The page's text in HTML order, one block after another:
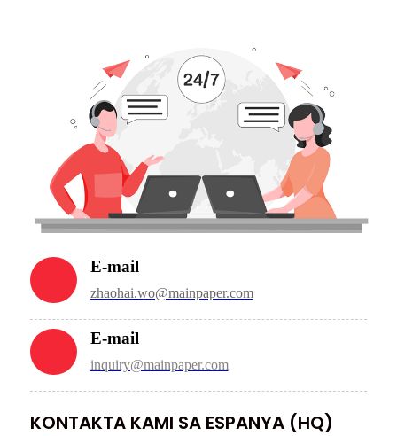
E-mail
zhaohai.wo@mainpaper.com
E-mail
inquiry@mainpaper.com
KONTAKTA KAMI SA ESPANYA (HQ)